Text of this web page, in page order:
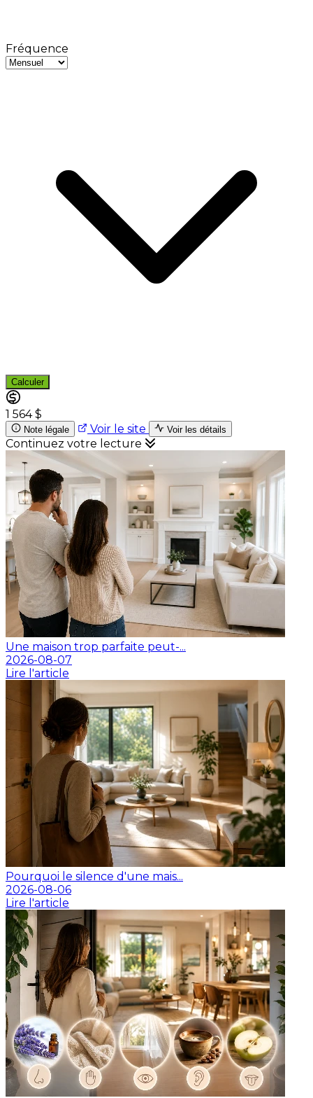
Fréquence
Calculer
1 564 $
Note légale Voir le site Voir les détails
Continuez votre lecture
Une maison trop parfaite peut-...
2026-08-07
Lire l'article
Pourquoi le silence d'une mais...
2026-08-06
Lire l'article